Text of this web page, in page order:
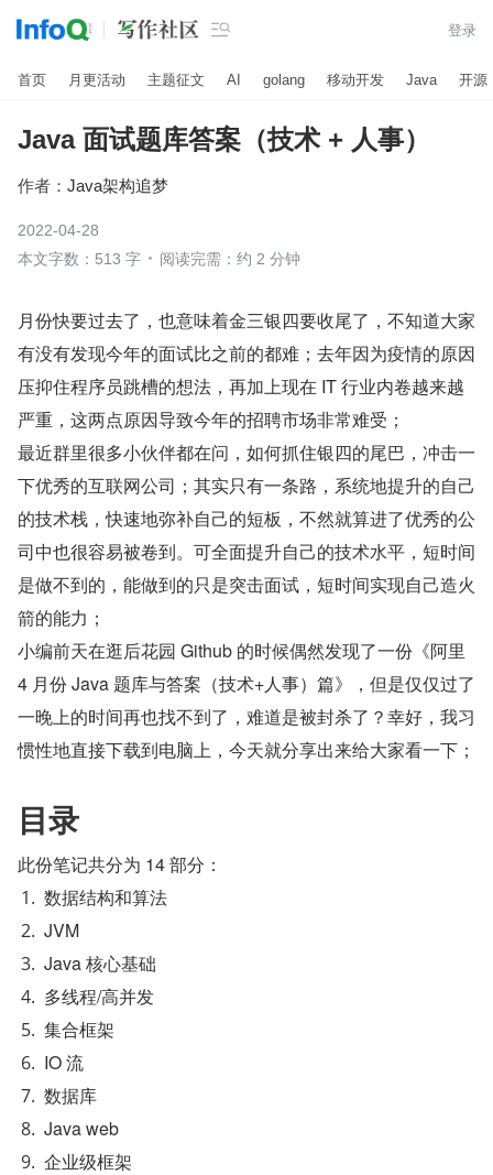
 登录
首页 月更活动 主题征文 AI golang 移动开发 Java 开源
Java 面试题库答案（技术 + 人事）
作者： Java架构追梦
2022-04-28
本文字数：513 字
阅读完需：约 2 分钟
月份快要过去了，也意味着金三银四要收尾了，不知道大家
有没有发现今年的面试比之前的都难；去年因为疫情的原因
压抑住程序员跳槽的想法，再加上现在 IT 行业内卷越来越
严重，这两点原因导致今年的招聘市场非常难受；
最近群里很多小伙伴都在问，如何抓住银四的尾巴，冲击一
下优秀的互联网公司；其实只有一条路，系统地提升的自己
的技术栈，快速地弥补自己的短板，不然就算进了优秀的公
司中也很容易被卷到。可全面提升自己的技术水平，短时间
是做不到的，能做到的只是突击面试，短时间实现自己造火
箭的能力；
小编前天在逛后花园 Github 的时候偶然发现了一份《阿里
4 月份 Java 题库与答案（技术+人事）篇》，但是仅仅过了
一晚上的时间再也找不到了，难道是被封杀了？幸好，我习
惯性地直接下载到电脑上，今天就分享出来给大家看一下；
目录
此份笔记共分为 14 部分：
数据结构和算法
JVM
Java 核心基础
多线程/高并发
集合框架
IO 流
数据库
Java web
企业级框架